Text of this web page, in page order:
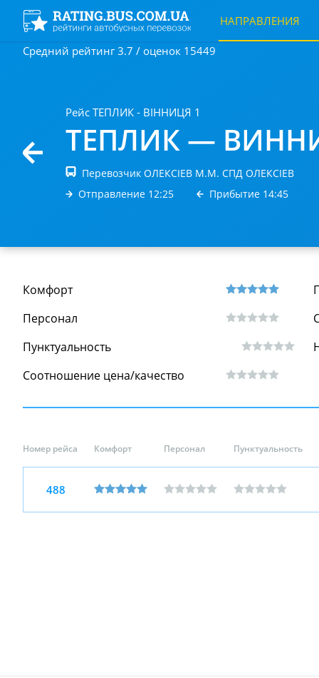
НАПРАВЛЕНИЯ
Средний рейтинг 3.7 / оценок 15449
Рейс ТЕПЛИК - ВІННИЦЯ 1
ТЕПЛИК —
Перевозчик ОЛЕКСІЕВ М.М. СПД ОЛЕКСІЕВ
Отправление 12:25
Прибытие 14:45
Комфорт
Персонал
Пунктуальность
Соотношение цена/качество
Номер рейса Комфорт Персонал Пунктуальность
488